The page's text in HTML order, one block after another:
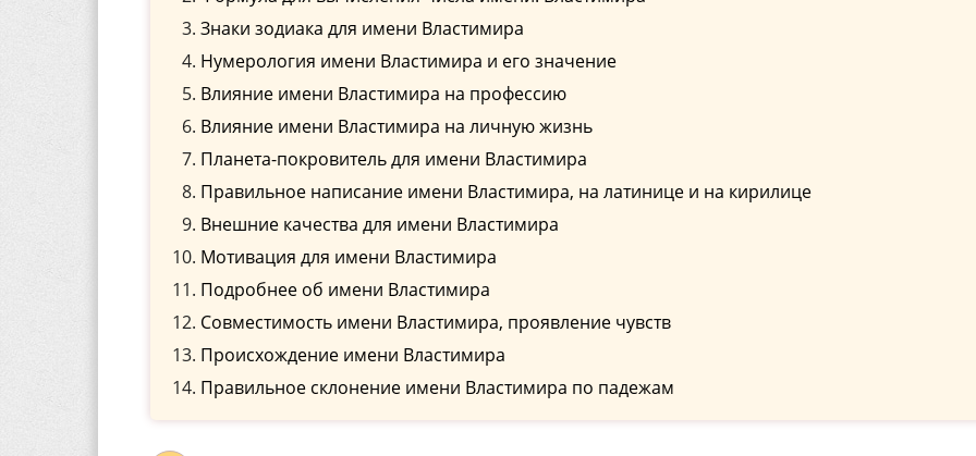
Знаки зодиака для имени Властимира
Нумерология имени Властимира и его значение
Влияние имени Властимира на профессию
Влияние имени Властимира на личную жизнь
Планета-покровитель для имени Властимира
Правильное написание имени Властимира, на латинице и на кирилице
Внешние качества для имени Властимира
Мотивация для имени Властимира
Подробнее об имени Властимира
Совместимость имени Властимира, проявление чувств
Происхождение имени Властимира
Правильное склонение имени Властимира по падежам